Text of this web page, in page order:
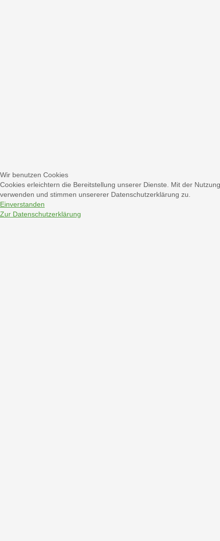
Wir benutzen Cookies
Cookies erleichtern die Bereitstellung unserer Dienste. Mit der
verwenden und stimmen unsererer Datenschutzerklärung zu.
Einverstanden
Zur Datenschutzerklärung